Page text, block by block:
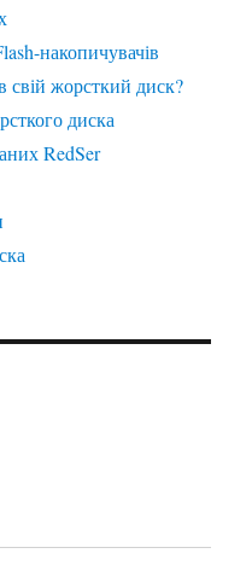
накопичувачів
жорсткий диск?
диска
RedSer